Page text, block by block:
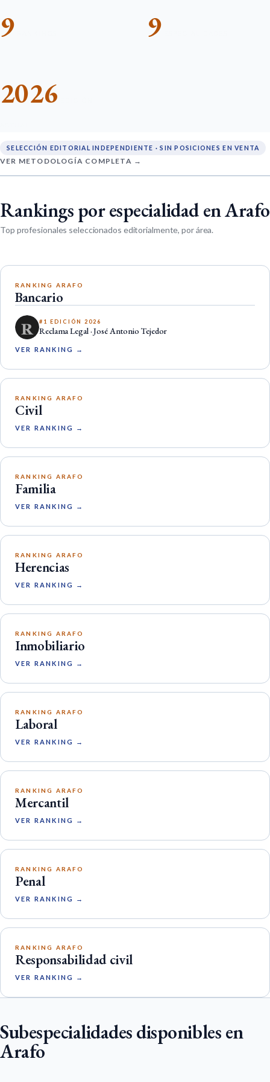
9 9
2026
SELECCIÓN EDITORIAL INDEPENDIENTE · SIN POSICIONES EN VENTA
VER METODOLOGÍA COMPLETA →
Rankings por especialidad en Arafo
Top profesionales seleccionados editorialmente, por área.
RANKING ARAFO
Bancario
#1 EDICIÓN 2026
Reclama Legal · José Antonio Tejedor
VER RANKING →
RANKING ARAFO
Civil
VER RANKING →
RANKING ARAFO
Familia
VER RANKING →
RANKING ARAFO
Herencias
VER RANKING →
RANKING ARAFO
Inmobiliario
VER RANKING →
RANKING ARAFO
Laboral
VER RANKING →
RANKING ARAFO
Mercantil
VER RANKING →
RANKING ARAFO
Penal
VER RANKING →
RANKING ARAFO
Responsabilidad civil
VER RANKING →
Subespecialidades disponibles en
Arafo